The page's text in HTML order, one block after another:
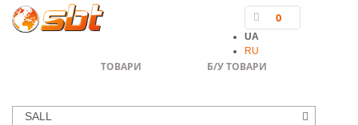
0
UA
RU
ТОВАРИ Б/У ТОВАРИ
SALL